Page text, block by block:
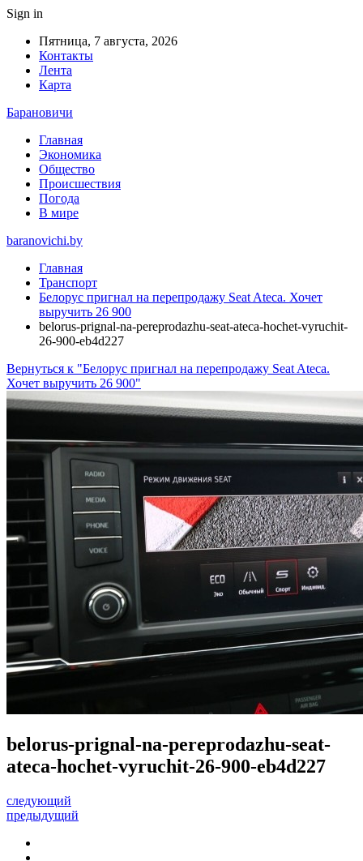
Sign in
Пятница, 7 августа, 2026
Контакты
Лента
Карта
Барановичи
Главная
Экономика
Общество
Происшествия
Погода
В мире
baranovichi.by
Главная
Транспорт
Белорус пригнал на перепродажу Seat Ateca. Хочет
выручить 26 900
belorus-prignal-na-pereprodazhu-seat-ateca-hochet-vyruchit-
26-900-eb4d227
Вернуться к "Белорус пригнал на перепродажу Seat Ateca.
Хочет выручить 26 900"
belorus-prignal-na-pereprodazhu-seat-
ateca-hochet-vyruchit-26-900-eb4d227
следующий
предыдущий